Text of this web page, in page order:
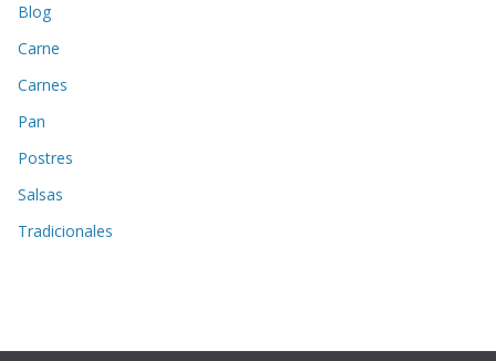
Blog
Carne
Carnes
Pan
Postres
Salsas
Tradicionales